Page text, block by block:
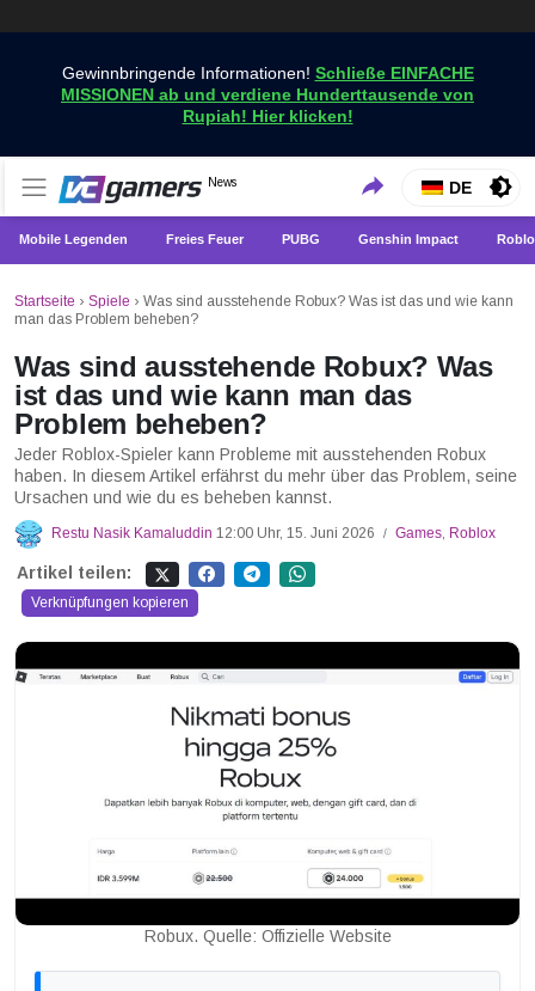
Gewinnbringende Informationen! Schließe EINFACHE
MISSIONEN ab und verdiene Hunderttausende von
Rupiah! Hier klicken!
VCGamers-Neuigkeiten
News
Holen Sie sich die neuesten Spielnachrichten nur bei
VCGamers
DE
Mobile Legenden Freies Feuer PUBG Genshin Impact
Startseite › Spiele › Was sind ausstehende Robux? Was ist das und wie kann
man das Problem beheben?
Was sind ausstehende Robux? Was
ist das und wie kann man das
Problem beheben?
Jeder Roblox-Spieler kann Probleme mit ausstehenden Robux
haben. In diesem Artikel erfährst du mehr über das Problem, seine
Ursachen und wie du es beheben kannst.
Restu Nasik Kamaluddin 12:00 Uhr, 15. Juni 2026 / Games, Roblox
Artikel teilen:
Verknüpfungen kopieren
Robux. Quelle: Offizielle Website